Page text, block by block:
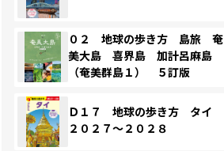
０２ 地球の歩き方 島旅 奄
美大島 喜界島 加計呂麻島
（奄美群島１） ５訂版
Ｄ１７ 地球の歩き方 タイ
２０２７～２０２８